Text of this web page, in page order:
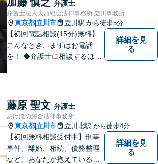
弁護士
弁護士法人大西総合法律事務所 立川事務所
東京都 立川市 立川駅 から徒歩5分
【初回電話相談(15分)無料】
こんなとき、まずはお電話
を！ ◆弁護士に相談するほど
法を指南します。） ◆弁護士
に依頼したら、費用はいくら
かかるのか。
詳細を見
る
藤原 聖文 弁護士
あけぼの綜合法律事務所
東京都 立川市 立川北駅 から徒歩4分
【初回無料相談受付中】刑事
事件、離婚、相続、債務整理
など、あなたが抱えている問
詳細を見
る